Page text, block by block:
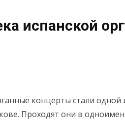
испанской
концерты стали одной
Проходят они в